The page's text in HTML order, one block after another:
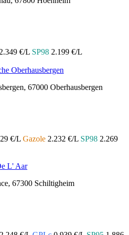
2.349 €/L SP98 2.199 €/L
Oberhausbergen
67000 Oberhausbergen
€/L Gazole 2.232 €/L SP98 2.269
L' Aar
67300 Schiltigheim